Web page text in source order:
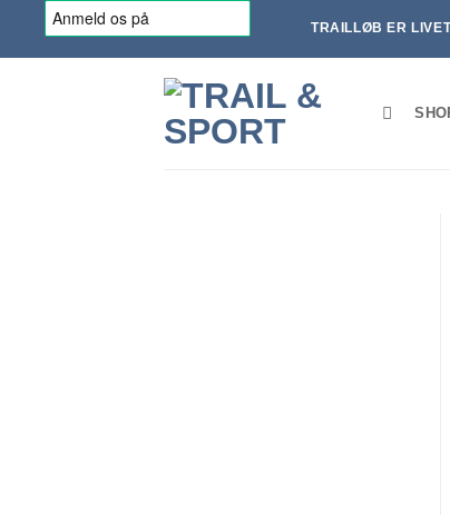
Fortsæt
TRAILLØB ER